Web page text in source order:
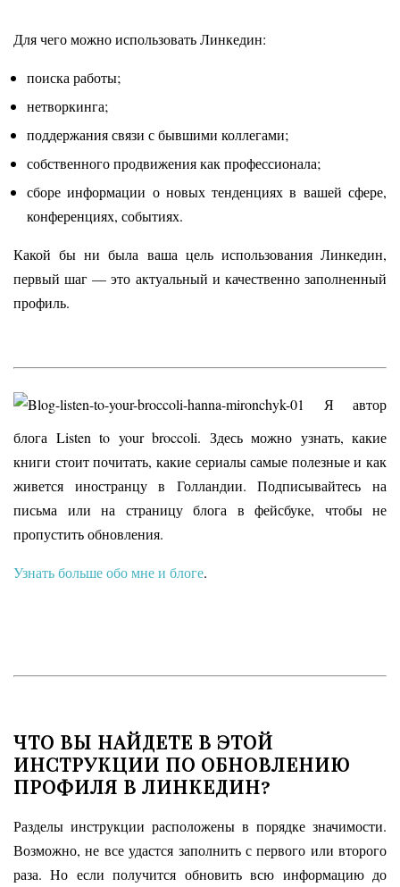
Для чего можно использовать Линкедин:
поиска работы;
нетворкинга;
поддержания связи с бывшими коллегами;
собственного продвижения как профессионала;
сборе информации о новых тенденциях в вашей сфере,
конференциях, событиях.
Какой бы ни была ваша цель использования Линкедин,
первый шаг — это актуальный и качественно заполненный
профиль. ⠀
Я автор
блога Listen to your broccoli. Здесь можно узнать, какие
книги стоит почитать, какие сериалы самые полезные и как
живется иностранцу в Голландии. Подписывайтесь на
письма или на страницу блога в фейсбуке, чтобы не
пропустить обновления.
Узнать больше обо мне и блоге.
ЧТО ВЫ НАЙДЕТЕ В ЭТОЙ
ИНСТРУКЦИИ ПО ОБНОВЛЕНИЮ
ПРОФИЛЯ В ЛИНКЕДИН?
Разделы инструкции расположены в порядке значимости.
Возможно, не все удастся заполнить с первого или второго
раза. Но если получится обновить всю информацию до